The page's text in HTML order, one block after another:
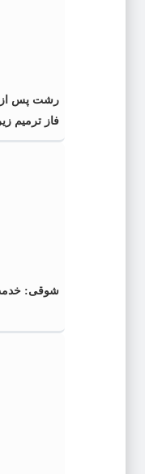
رشت پس از
فاز ترمیم
شوقی: